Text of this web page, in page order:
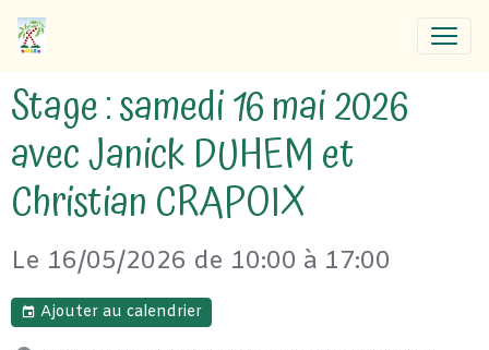
Stage : samedi 16 mai 2026
avec Janick DUHEM et
Christian CRAPOIX
Le 16/05/2026 de 10:00 à 17:00
Ajouter au calendrier